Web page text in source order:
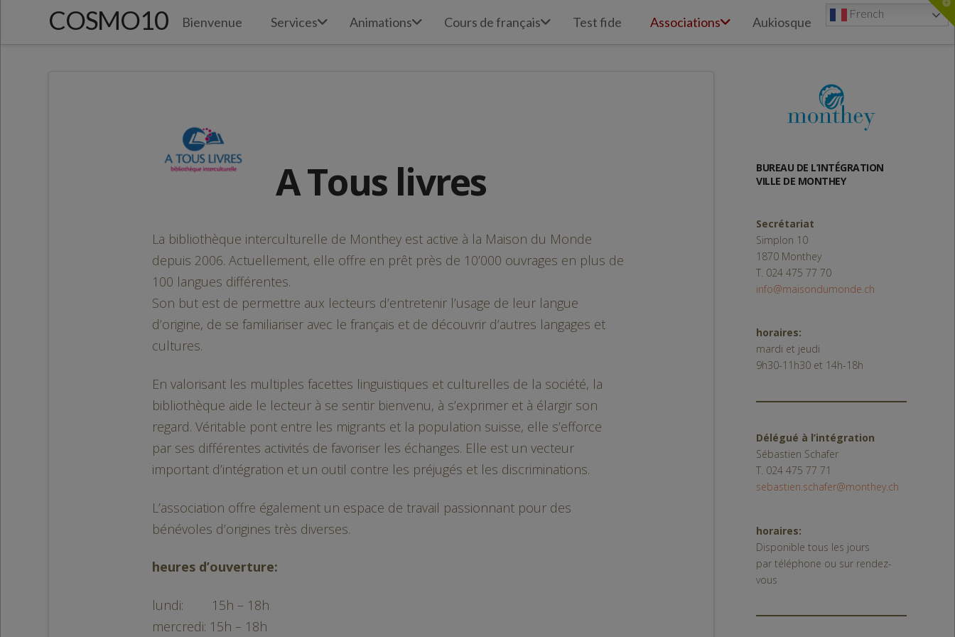
COSMO10 Bienvenue Services Animations Cours de français Test fide Associations Aukiosque
French
A Tous livres
La bibliothèque interculturelle de Monthey est active à la Maison du Monde
depuis 2006. Actuellement, elle offre en prêt près de 10’000 ouvrages en plus de
100 langues différentes.
Son but est de permettre aux lecteurs d’entretenir l’usage de leur langue
d’origine, de se familiariser avec le français et de découvrir d’autres langages et
cultures.
En valorisant les multiples facettes linguistiques et culturelles de la société, la
bibliothèque aide le lecteur à se sentir bienvenu, à s’exprimer et à élargir son
regard. Véritable pont entre les migrants et la population suisse, elle s’efforce
par ses différentes activités de favoriser les échanges. Elle est un vecteur
important d’intégration et un outil contre les préjugés et les discriminations.
L’association offre également un espace de travail passionnant pour des
bénévoles d’origines très diverses.
heures d’ouverture:
lundi: 15h – 18h
mercredi: 15h – 18h
BUREAU DE L’INTÉGRATION
VILLE DE MONTHEY
Secrétariat
Simplon 10
1870 Monthey
T. 024 475 77 70
info@maisondumonde.ch
horaires:
mardi et jeudi
9h30-11h30 et 14h-18h
Délégué à l’intégration
Sébastien Schafer
T. 024 475 77 71
sebastien.schafer@monthey.ch
horaires:
Disponible tous les jours
par téléphone ou sur rendez-
vous